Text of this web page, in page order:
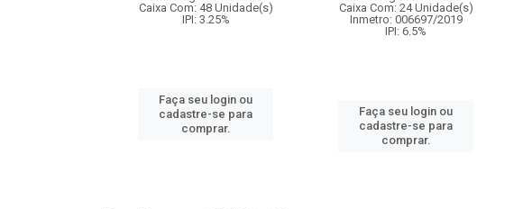
Caixa Com: 48 Unidade(s)
IPI: 3.25%
Faça seu login ou
cadastre-se para
comprar.
Caixa Com: 24 Unidade(s)
Inmetro: 006697/2019
IPI: 6.5%
Faça seu login ou
cadastre-se para
comprar.